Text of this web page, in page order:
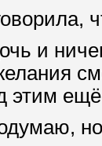
и
этим ещё